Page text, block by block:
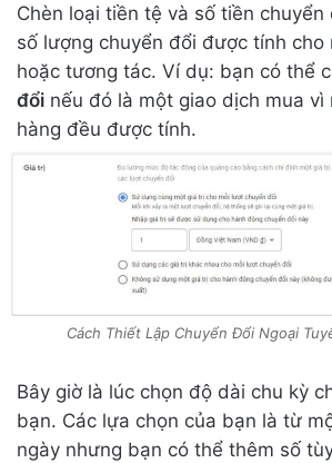
Chèn loại tiền tệ và số tiền chuyển
số lượng chuyển đổi được tính cho
hoặc tương tác. Ví dụ: bạn có thể
đổi nếu đó là một giao dịch mua vì
hàng đều được tính.
Cách Thiết Lập Chuyển Đổi Ngoại
Bây giờ là lúc chọn độ dài chu kỳ
bạn. Các lựa chọn của bạn là từ
ngày nhưng bạn có thể thêm số